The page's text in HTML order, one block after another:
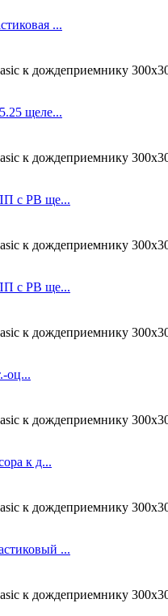
...
щеле...
с РВ ще...
с РВ ще...
оц...
к д...
...